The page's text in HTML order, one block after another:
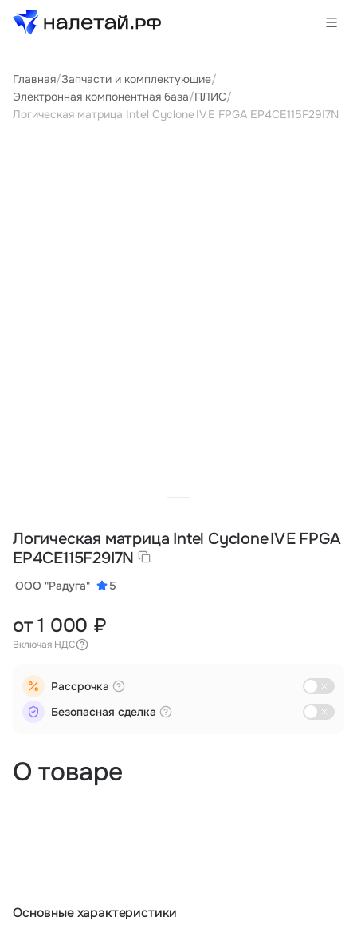
Товары
Главная/Запчасти и комплектующие/
Электронная компонентная база/ПЛИС/
Логическая матрица Intel Cyclone IV E FPGA EP4CE115F29I7N
О товаре
Основные характеристики
Логическая матрица Intel Cyclone IV E FPGA
EP4CE115F29I7N
ООО "Радуга" 5
от 1 000 ₽
Включая НДС
Рассрочка
Безопасная сделка